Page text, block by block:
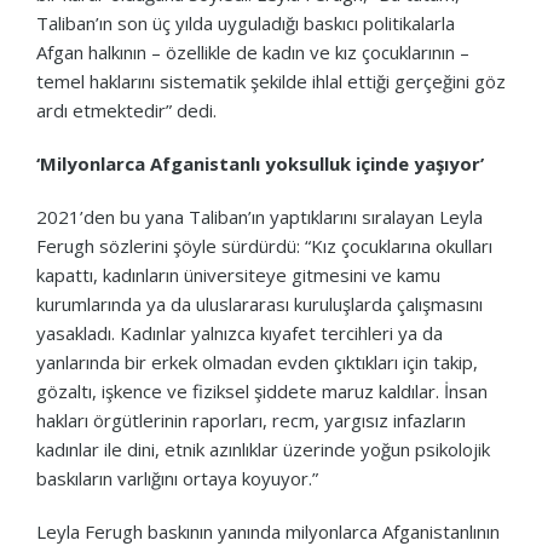
Taliban’ın son üç yılda uyguladığı baskıcı politikalarla
Afgan halkının – özellikle de kadın ve kız çocuklarının –
temel haklarını sistematik şekilde ihlal ettiği gerçeğini göz
ardı etmektedir” dedi.
‘Milyonlarca Afganistanlı yoksulluk içinde yaşıyor’
2021’den bu yana Taliban’ın yaptıklarını sıralayan Leyla
Ferugh sözlerini şöyle sürdürdü: “Kız çocuklarına okulları
kapattı, kadınların üniversiteye gitmesini ve kamu
kurumlarında ya da uluslararası kuruluşlarda çalışmasını
yasakladı. Kadınlar yalnızca kıyafet tercihleri ya da
yanlarında bir erkek olmadan evden çıktıkları için takip,
gözaltı, işkence ve fiziksel şiddete maruz kaldılar. İnsan
hakları örgütlerinin raporları, recm, yargısız infazların
kadınlar ile dini, etnik azınlıklar üzerinde yoğun psikolojik
baskıların varlığını ortaya koyuyor.”
Leyla Ferugh baskının yanında milyonlarca Afganistanlının